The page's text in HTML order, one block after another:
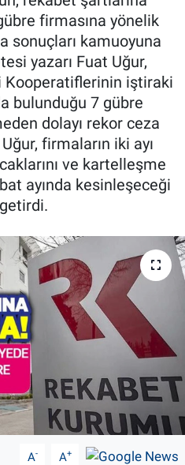
firmasına yönelik
sonuçları kamuoyuna
yazarı Fuat Uğur,
Kooperatiflerinin iştiraki
bulunduğu 7 gübre
dolayı rekor ceza
firmaların iki ayı
ve kartelleşme
ayında kesinleşeceği
A- A+